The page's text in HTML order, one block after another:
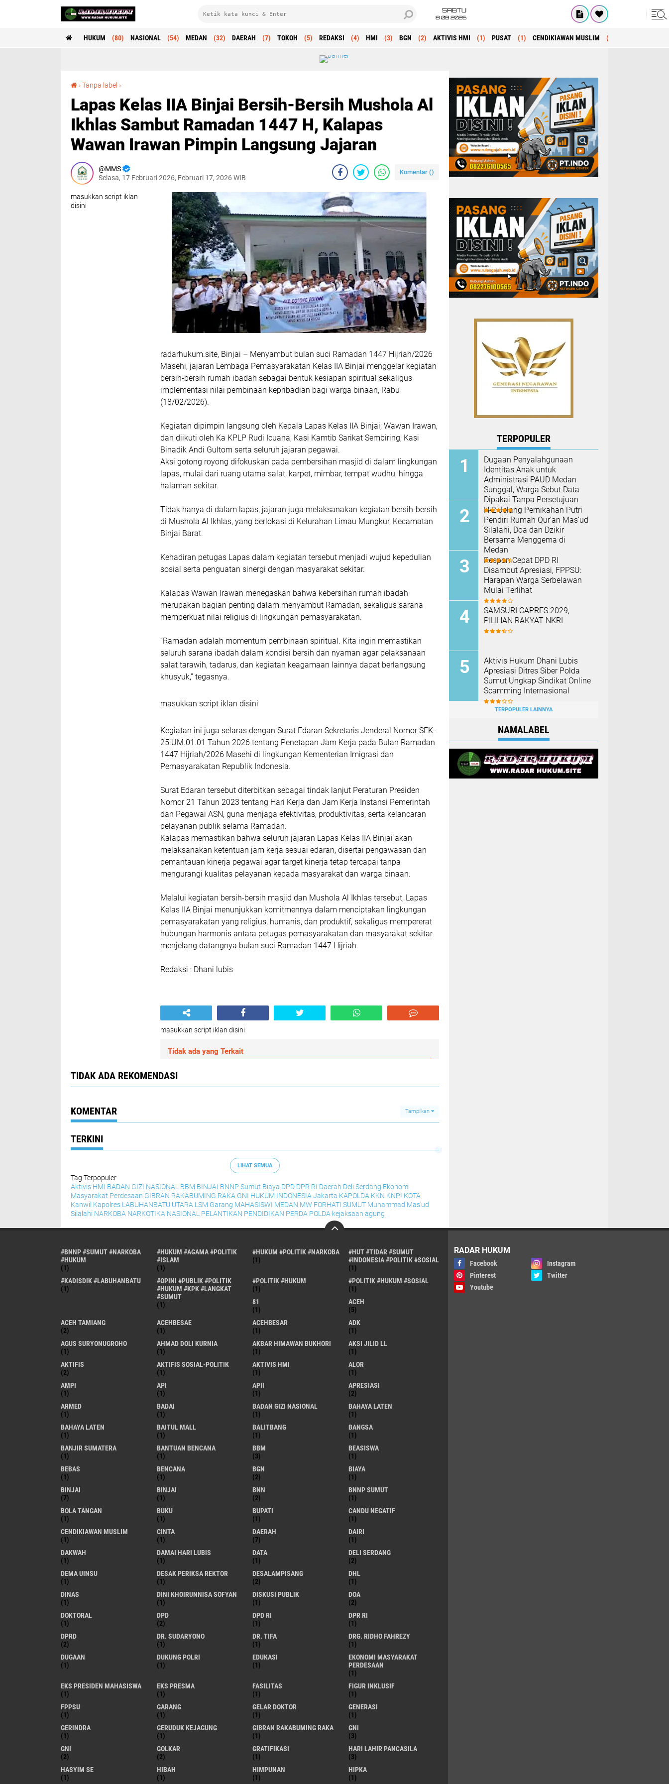
SABTU
8 08 2026
HUKUM (80) NASIONAL (54) MEDAN (32) DAERAH (7) TOKOH (5) REDAKSI (4) HMI (3) BGN (2) AKTIVIS HMI (1) PUSAT (1) CENDIKIAWAN MUSLIM (1)
›Tanpa label ›
Lapas Kelas IIA Binjai Bersih-Bersih Mushola Al
Ikhlas Sambut Ramadan 1447 H, Kalapas
Wawan Irawan Pimpin Langsung Jajaran
MMS
Selasa, 17 Februari 2026, Februari 17, 2026 WIB
Komentar ()
masukkan script iklan
disini
radarhukum.site, Binjai – Menyambut bulan suci Ramadan 1447 Hijriah/2026
Masehi, jajaran Lembaga Pemasyarakatan Kelas IIA Binjai menggelar kegiatan
bersih-bersih rumah ibadah sebagai bentuk kesiapan spiritual sekaligus
implementasi nilai pembinaan kepribadian bagi warga binaan, Rabu
(18/02/2026).
Kegiatan dipimpin langsung oleh Kepala Lapas Kelas IIA Binjai, Wawan Irawan,
dan diikuti oleh Ka KPLP Rudi Icuana, Kasi Kamtib Sarikat Sembiring, Kasi
Binadik Andi Gultom serta seluruh jajaran pegawai.
Aksi gotong royong difokuskan pada pembersihan masjid di dalam lingkungan
lapas, mulai dari ruang utama salat, karpet, mimbar, tempat wudhu, hingga
halaman sekitar.
Tidak hanya di dalam lapas, jajaran juga melaksanakan kegiatan bersih-bersih
di Mushola Al Ikhlas, yang berlokasi di Kelurahan Limau Mungkur, Kecamatan
Binjai Barat.
Kehadiran petugas Lapas dalam kegiatan tersebut menjadi wujud kepedulian
sosial serta penguatan sinergi dengan masyarakat sekitar.
Kalapas Wawan Irawan menegaskan bahwa kebersihan rumah ibadah
merupakan bagian penting dalam menyambut Ramadan, sekaligus sarana
memperkuat nilai religius di lingkungan pemasyarakatan.
“Ramadan adalah momentum pembinaan spiritual. Kita ingin memastikan
seluruh sarana ibadah dalam kondisi bersih dan nyaman agar pelaksanaan
salat tarawih, tadarus, dan kegiatan keagamaan lainnya dapat berlangsung
khusyuk,” tegasnya.
masukkan script iklan disini
Kegiatan ini juga selaras dengan Surat Edaran Sekretaris Jenderal Nomor SEK-
25.UM.01.01 Tahun 2026 tentang Penetapan Jam Kerja pada Bulan Ramadan
1447 Hijriah/2026 Masehi di lingkungan Kementerian Imigrasi dan
Pemasyarakatan Republik Indonesia.
Surat Edaran tersebut diterbitkan sebagai tindak lanjut Peraturan Presiden
Nomor 21 Tahun 2023 tentang Hari Kerja dan Jam Kerja Instansi Pemerintah
dan Pegawai ASN, guna menjaga efektivitas, produktivitas, serta kelancaran
pelayanan publik selama Ramadan.
Kalapas memastikan bahwa seluruh jajaran Lapas Kelas IIA Binjai akan
melaksanakan ketentuan jam kerja sesuai edaran, disertai pengawasan dan
pemantauan kinerja pegawai agar target kinerja tetap tercapai tanpa
mengurangi kualitas pelayanan kepada masyarakat dan warga binaan.
Melalui kegiatan bersih-bersih masjid dan Mushola Al Ikhlas tersebut, Lapas
Kelas IIA Binjai menunjukkan komitmennya dalam menciptakan lingkungan
pemasyarakatan yang religius, humanis, dan produktif, sekaligus mempererat
hubungan harmonis antara petugas pemasyarakatan dan masyarakat sekitar
menjelang datangnya bulan suci Ramadan 1447 Hijriah.
Redaksi : Dhani lubis
masukkan script iklan disini
Tidak ada yang Terkait
TIDAK ADA REKOMENDASI
KOMENTAR Tampilkan
TERKINI
LIHAT SEMUA
Tag Terpopuler
Aktivis HMI BADAN GIZI NASIONAL BBM BINJAI BNNP Sumut Biaya DPD DPR RI Daerah Deli Serdang Ekonomi
Masyarakat Perdesaan GIBRAN RAKABUMING RAKA GNI HUKUM INDONESIA Jakarta KAPOLDA KKN KNPI KOTA
Kanwil Kapolres LABUHANBATU UTARA LSM Garang MAHASISWI MEDAN MW FORHATI SUMUT Muhammad Mas'ud
Silalahi NARKOBA NARKOTIKA NASIONAL PELANTIKAN PENDIDIKAN PERDA POLDA kejaksaan agung
TERPOPULER
Dugaan Penyalahgunaan
Identitas Anak untuk
Administrasi PAUD Medan
Sunggal, Warga Sebut Data
Dipakai Tanpa Persetujuan
H-2 Jelang Pernikahan Putri
Pendiri Rumah Qur'an Mas'ud
Silalahi, Doa dan Dzikir
Bersama Menggema di
Medan
Respon Cepat DPD RI
Disambut Apresiasi, FPPSU:
Harapan Warga Serbelawan
Mulai Terlihat
SAMSURI CAPRES 2029,
PILIHAN RAKYAT NKRI
Aktivis Hukum Dhani Lubis
Apresiasi Ditres Siber Polda
Sumut Ungkap Sindikat Online
Scamming Internasional
TERPOPULER LAINNYA
NAMALABEL
#BNNP #SUMUT #NARKOBA
#HUKUM
(1)
#HUKUM #AGAMA #POLITIK
#ISLAM
(1)
#HUKUM #POLITIK #NARKOBA
(1)
#HUT #TIDAR #SUMUT
#INDONESIA #POLITIK #SOSIAL
(1)
#KADISDIK #LABUHANBATU
(1)
#OPINI #PUBLIK #POLITIK
#HUKUM #KPK #LANGKAT
#SUMUT
(1)
#POLITIK #HUKUM
(1)
#POLITIK #HUKUM #SOSIAL
(1)
81
(1)
ACEH
(5)
ACEH TAMIANG
(2)
ACEHBESAE
(1)
ACEHBESAR
(1)
ADK
(1)
AGUS SURYONUGROHO
(1)
AHMAD DOLI KURNIA
(1)
AKBAR HIMAWAN BUKHORI
(1)
AKSI JILID LL
(1)
AKTIFIS
(2)
AKTIFIS SOSIAL-POLITIK
(1)
AKTIVIS HMI
(1)
ALOR
(1)
AMPI
(1)
API
(1)
APII
(1)
APRESIASI
(2)
ARMED
(1)
BADAI
(1)
BADAN GIZI NASIONAL
(1)
BAHAYA LATEN
(1)
BAHAYA LATEN
(1)
BAITUL MALL
(1)
BALITBANG
(1)
BANGSA
(1)
BANJIR SUMATERA
(1)
BANTUAN BENCANA
(1)
BBM
(3)
BEASISWA
(1)
BEBAS
(1)
BENCANA
(1)
BGN
(2)
BIAYA
(1)
BINJAI
(7)
BINJAI
(1)
BNN
(2)
BNNP SUMUT
(1)
BOLA TANGAN
(1)
BUKU
(1)
BUPATI
(1)
CANDU NEGATIF
(1)
CENDIKIAWAN MUSLIM
(1)
CINTA
(1)
DAERAH
(7)
DAIRI
(1)
DAKWAH
(1)
DAMAI HARI LUBIS
(1)
DATA
(1)
DELI SERDANG
(2)
DEMA UINSU
(1)
DESAK PERIKSA REKTOR
(1)
DESALAMPISANG
(2)
DHL
(1)
DINAS
(1)
DINI KHOIRUNNISA SOFYAN
(1)
DISKUSI PUBLIK
(1)
DOA
(2)
DOKTORAL
(1)
DPD
(2)
DPD RI
(1)
DPR RI
(1)
DPRD
(2)
DR. SUDARYONO
(1)
DR. TIFA
(1)
DRG. RIDHO FAHREZY
(1)
DUGAAN
(1)
DUKUNG POLRI
(1)
EDUKASI
(1)
EKONOMI MASYARAKAT
PERDESAAN
(1)
EKS PRESIDEN MAHASISWA
(1)
EKS PRESMA
(1)
FASILITAS
(1)
FIGUR INKLUSIF
(1)
FPPSU
(1)
GARANG
(1)
GELAR DOKTOR
(1)
GENERASI
(1)
GERINDRA
(1)
GERUDUK KEJAGUNG
(1)
GIBRAN RAKABUMING RAKA
(1)
GNI
(3)
GNI
(2)
GOLKAR
(2)
GRATIFIKASI
(1)
HARI LAHIR PANCASILA
(3)
HASYIM SE
(1)
HIBAH
(1)
HIMPUNAN
(1)
HIPKA
(1)
RADAR HUKUM
Facebook
Instagram
Pinterest
Twitter
Youtube